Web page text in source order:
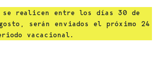
se realicen entre los días 30 de
serán enviados el próximo 24
vacacional.